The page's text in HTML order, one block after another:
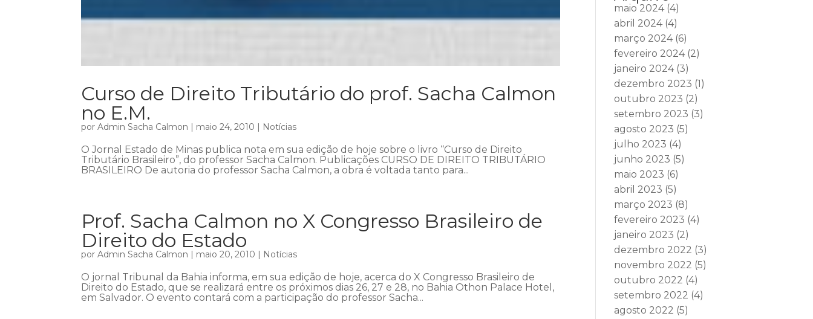
Curso de Direito Tributário do prof. Sacha Calmon
no E.M.
porAdmin Sacha Calmon | maio 24, 2010 | Notícias
O Jornal Estado de Minas publica nota em sua edição de hoje sobre o livro “Curso de Direito
Tributário Brasileiro”, do professor Sacha Calmon. Publicações CURSO DE DIREITO TRIBUTÁRIO
BRASILEIRO De autoria do professor Sacha Calmon, a obra é voltada tanto para...
Prof. Sacha Calmon no X Congresso Brasileiro de
Direito do Estado
porAdmin Sacha Calmon | maio 20, 2010 | Notícias
O jornal Tribunal da Bahia informa, em sua edição de hoje, acerca do X Congresso Brasileiro de
Direito do Estado, que se realizará entre os próximos dias 26, 27 e 28, no Bahia Othon Palace Hotel,
em Salvador. O evento contará com a participação do professor Sacha...
maio 2024(4)
abril 2024(4)
março 2024(6)
fevereiro 2024(2)
janeiro 2024(3)
dezembro 2023 (1)
outubro 2023 (2)
setembro 2023 (3)
agosto 2023 (5)
julho 2023 (4)
junho 2023 (5)
maio 2023 (6)
abril 2023 (5)
março 2023 (8)
fevereiro 2023 (4)
janeiro 2023 (2)
dezembro 2022 (3)
novembro 2022 (5)
outubro 2022 (4)
setembro 2022 (4)
agosto 2022 (5)